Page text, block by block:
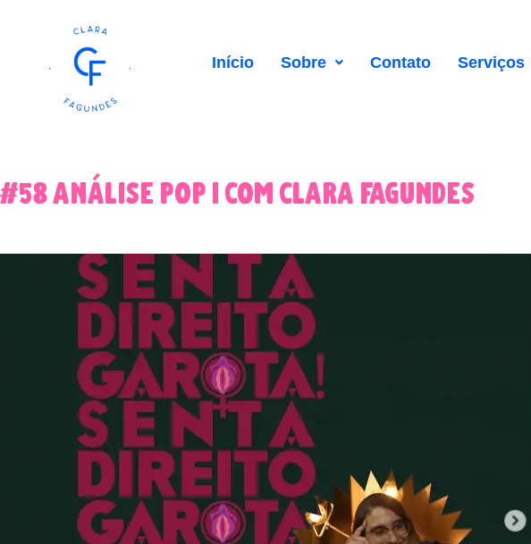
Início Sobre Contato Serviços
#58 análise pop | com clara fagundes